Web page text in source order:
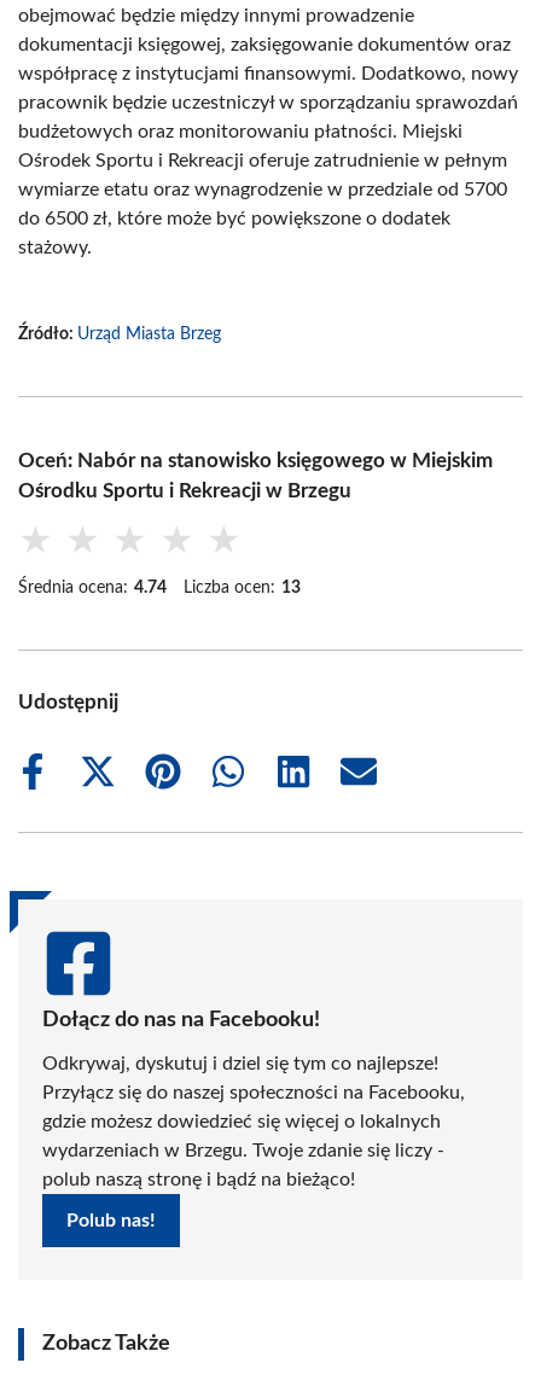
obejmować będzie między innymi prowadzenie
dokumentacji księgowej, zaksięgowanie dokumentów oraz
współpracę z instytucjami finansowymi. Dodatkowo, nowy
pracownik będzie uczestniczył w sporządzaniu sprawozdań
budżetowych oraz monitorowaniu płatności. Miejski
Ośrodek Sportu i Rekreacji oferuje zatrudnienie w pełnym
wymiarze etatu oraz wynagrodzenie w przedziale od 5700
do 6500 zł, które może być powiększone o dodatek
stażowy.
Źródło: Urząd Miasta Brzeg
Oceń: Nabór na stanowisko księgowego w Miejskim
Ośrodku Sportu i Rekreacji w Brzegu
★ ★ ★ ★ ★
Średnia ocena: 4.74 Liczba ocen: 13
Udostępnij
Share
Share
(Twitter)
Share
Share
Share
Share
Dołącz do nas na Facebooku!
Odkrywaj, dyskutuj i dziel się tym co najlepsze!
Przyłącz się do naszej społeczności na Facebooku,
gdzie możesz dowiedzieć się więcej o lokalnych
wydarzeniach w Brzegu. Twoje zdanie się liczy -
polub naszą stronę i bądź na bieżąco!
Polub nas!
Zobacz Także